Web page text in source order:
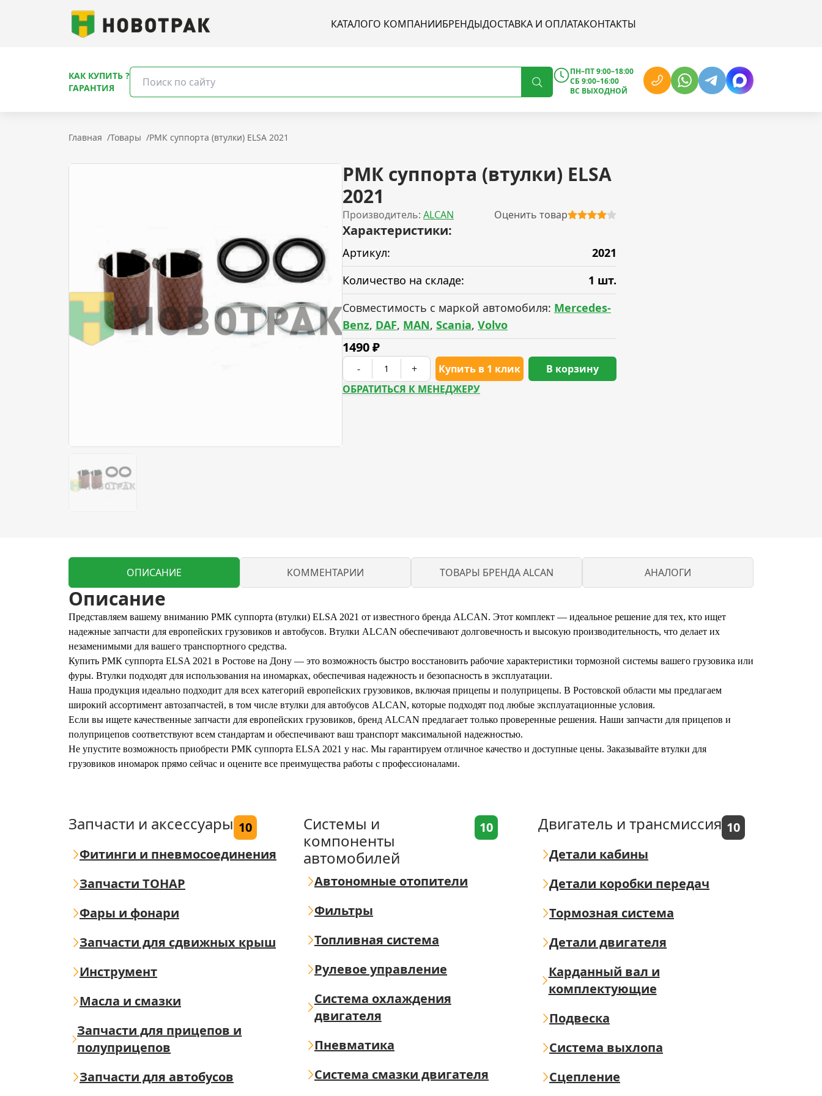
КАТАЛОГО КОМПАНИИБРЕНДЫДОСТАВКА И ОПЛАТАКОНТАКТЫ
КАК КУПИТЬ ?
ГАРАНТИЯ
ПН–ПТ 9:00–18:00
СБ 9:00–16:00
ВС ВЫХОДНОЙ
Главная /Товары /РМК суппорта (втулки) ELSA 2021
РМК суппорта (втулки) ELSA
2021
Производитель: ALCAN Оценить товар
Характеристики:
Артикул:
2021
Количество на складе:
1 шт.
Совместимость с маркой автомобиля: Mercedes-
Benz, DAF, MAN, Scania, Volvo
1490₽
- + Купить в 1 клик
В корзину
ОБРАТИТЬСЯ К МЕНЕДЖЕРУ
ОПИСАНИЕ КОММЕНТАРИИ ТОВАРЫ БРЕНДА ALCAN АНАЛОГИ
Описание
Представляем вашему вниманию РМК суппорта (втулки) ELSA 2021 от известного бренда ALCAN. Этот комплект — идеальное решение для тех, кто ищет
надежные запчасти для европейских грузовиков и автобусов. Втулки ALCAN обеспечивают долговечность и высокую производительность, что делает их
незаменимыми для вашего транспортного средства.
Купить РМК суппорта ELSA 2021 в Ростове на Дону — это возможность быстро восстановить рабочие характеристики тормозной системы вашего грузовика или
фуры. Втулки подходят для использования на иномарках, обеспечивая надежность и безопасность в эксплуатации.
Наша продукция идеально подходит для всех категорий европейских грузовиков, включая прицепы и полуприцепы. В Ростовской области мы предлагаем
широкий ассортимент автозапчастей, в том числе втулки для автобусов ALCAN, которые подходят под любые эксплуатационные условия.
Если вы ищете качественные запчасти для европейских грузовиков, бренд ALCAN предлагает только проверенные решения. Наши запчасти для прицепов и
полуприцепов соответствуют всем стандартам и обеспечивают ваш транспорт максимальной надежностью.
Не упустите возможность приобрести РМК суппорта ELSA 2021 у нас. Мы гарантируем отличное качество и доступные цены. Заказывайте втулки для
грузовиков иномарок прямо сейчас и оцените все преимущества работы с профессионалами.
Запчасти и аксессуары 10
Фитинги и пневмосоединения
Запчасти ТОНАР
Фары и фонари
Запчасти для сдвижных крыш
Инструмент
Масла и смазки
Запчасти для прицепов и
полуприцепов
Запчасти для автобусов
Системы и
компоненты
автомобилей
10
Автономные отопители
Фильтры
Топливная система
Рулевое управление
Система охлаждения
двигателя
Пневматика
Система смазки двигателя
Двигатель и трансмиссия 10
Детали кабины
Детали коробки передач
Тормозная система
Детали двигателя
Карданный вал и
комплектующие
Подвеска
Система выхлопа
Сцепление